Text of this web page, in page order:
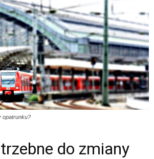
opatrunku?
do zmiany